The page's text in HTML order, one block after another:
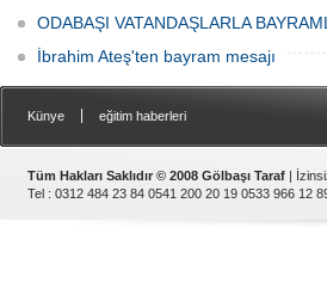
ODABAŞI VATANDAŞLARLA
İbrahim Ateş'ten bayram mesajı
Künye eğitim haberleri
Tüm Hakları Saklıdır © 2008 Gölbaşı Taraf |
Tel : 0312 484 23 84 0541 200 20 19 0533 966 12